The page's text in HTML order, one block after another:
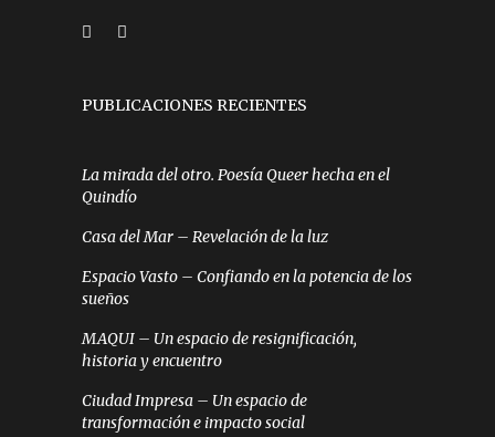
PUBLICACIONES RECIENTES
La mirada del otro. Poesía Queer hecha en el
Quindío
Casa del Mar – Revelación de la luz
Espacio Vasto – Confiando en la potencia de los
sueños
MAQUI – Un espacio de resignificación,
historia y encuentro
Ciudad Impresa – Un espacio de
transformación e impacto social